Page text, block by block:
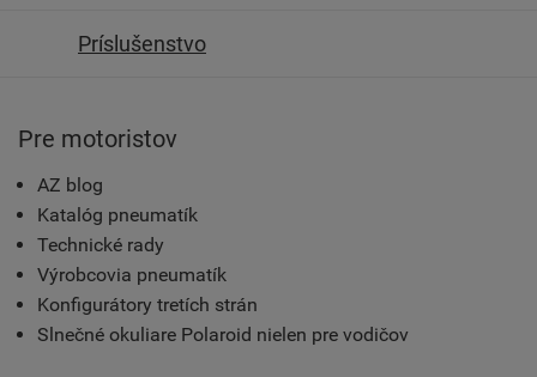
Príslušenstvo
Pre motoristov
AZ blog
Katalóg pneumatík
Technické rady
Výrobcovia pneumatík
Konfigurátory tretích strán
Slnečné okuliare Polaroid nielen pre vodičov